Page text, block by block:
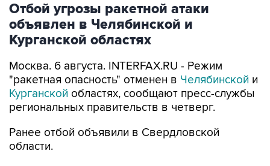
Отбой угрозы ракетной атаки
объявлен в Челябинской и
Курганской областях
Москва. 6 августа. INTERFAX.RU - Режим
"ракетная опасность" отменен в Челябинской и
Курганской областях, сообщают пресс-службы
региональных правительств в четверг.
Ранее отбой объявили в Свердловской
области.